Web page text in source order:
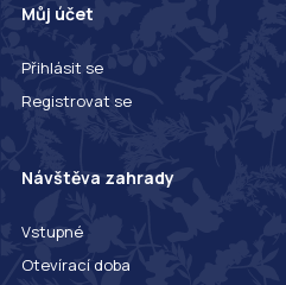
Můj účet
Přihlásit se
Registrovat se
Návštěva zahrady
Vstupné
Otevírací doba